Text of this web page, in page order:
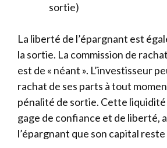
sortie)
La liberté de l’épargnant est
la sortie. La commission de
est de « néant ». L’investisseur
rachat de ses parts à tout
pénalité de sortie. Cette
gage de confiance et de liberté,
l’épargnant que son capital